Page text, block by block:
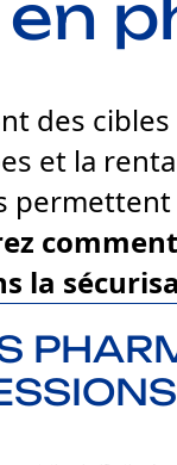
des
et la
la